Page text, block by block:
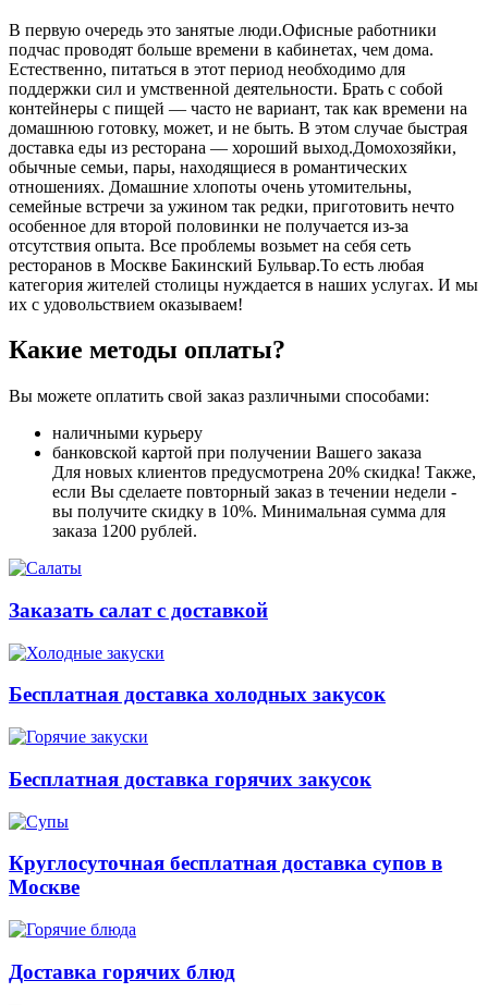
В первую очередь это занятые люди.Офисные работники
подчас проводят больше времени в кабинетах, чем дома.
Естественно, питаться в этот период необходимо для
поддержки сил и умственной деятельности. Брать с собой
контейнеры с пищей ― часто не вариант, так как времени на
домашнюю готовку, может, и не быть. В этом случае быстрая
доставка еды из ресторана ― хороший выход.Домохозяйки,
обычные семьи, пары, находящиеся в романтических
отношениях. Домашние хлопоты очень утомительны,
семейные встречи за ужином так редки, приготовить нечто
особенное для второй половинки не получается из-за
отсутствия опыта. Все проблемы возьмет на себя сеть
ресторанов в Москве Бакинский Бульвар.То есть любая
категория жителей столицы нуждается в наших услугах. И мы
их с удовольствием оказываем!
Какие методы оплаты?
Вы можете оплатить свой заказ различными способами:
наличными курьеру
банковской картой при получении Вашего заказа
Для новых клиентов предусмотрена 20% скидка! Также,
если Вы сделаете повторный заказ в течении недели -
вы получите скидку в 10%. Минимальная сумма для
заказа 1200 рублей.
Заказать салат с доставкой
Бесплатная доставка холодных закусок
Бесплатная доставка горячих закусок
Круглосуточная бесплатная доставка супов в
Москве
Доставка горячих блюд